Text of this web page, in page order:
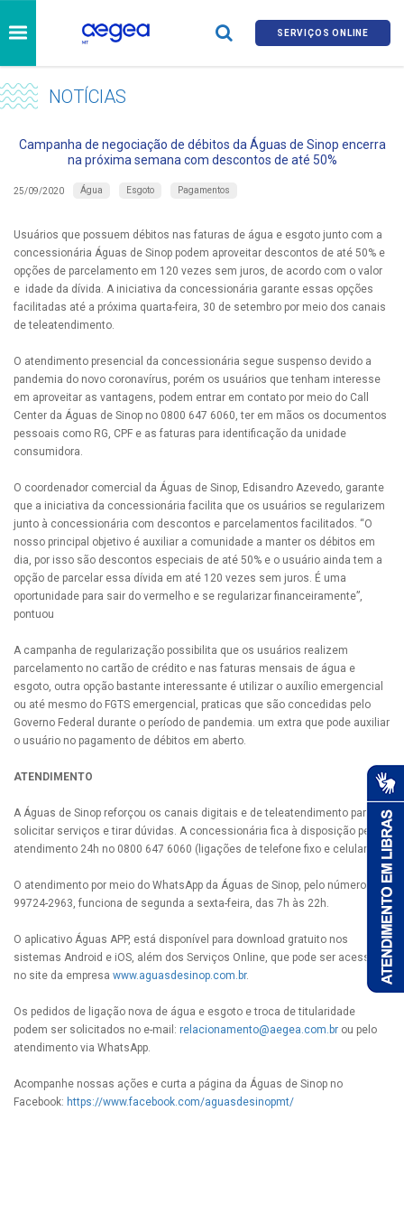
SERVIÇOS ONLINE
NOTÍCIAS
Campanha de negociação de débitos da Águas de Sinop encerra
na próxima semana com descontos de até 50%
25/09/2020 Água Esgoto Pagamentos
Usuários que possuem débitos nas faturas de água e esgoto junto com a
concessionária Águas de Sinop podem aproveitar descontos de até 50% e
opções de parcelamento em 120 vezes sem juros, de acordo com o valor
e idade da dívida. A iniciativa da concessionária garante essas opções
facilitadas até a próxima quarta-feira, 30 de setembro por meio dos canais
de teleatendimento.
O atendimento presencial da concessionária segue suspenso devido a
pandemia do novo coronavírus, porém os usuários que tenham interesse
em aproveitar as vantagens, podem entrar em contato por meio do Call
Center da Águas de Sinop no 0800 647 6060, ter em mãos os documentos
pessoais como RG, CPF e as faturas para identificação da unidade
consumidora.
O coordenador comercial da Águas de Sinop, Edisandro Azevedo, garante
que a iniciativa da concessionária facilita que os usuários se regularizem
junto à concessionária com descontos e parcelamentos facilitados. “O
nosso principal objetivo é auxiliar a comunidade a manter os débitos em
dia, por isso são descontos especiais de até 50% e o usuário ainda tem a
opção de parcelar essa dívida em até 120 vezes sem juros. É uma
oportunidade para sair do vermelho e se regularizar financeiramente”,
pontuou
A campanha de regularização possibilita que os usuários realizem
parcelamento no cartão de crédito e nas faturas mensais de água e
esgoto, outra opção bastante interessante é utilizar o auxílio emergencial
ou até mesmo do FGTS emergencial, praticas que são concedidas pelo
Governo Federal durante o período de pandemia. um extra que pode auxiliar
o usuário no pagamento de débitos em aberto.
ATENDIMENTO
A Águas de Sinop reforçou os canais digitais e de teleatendimento para
solicitar serviços e tirar dúvidas. A concessionária fica à disposição pelo
atendimento 24h no 0800 647 6060 (ligações de telefone fixo e celular).
O atendimento por meio do WhatsApp da Águas de Sinop, pelo número (66)
99724-2963, funciona de segunda a sexta-feira, das 7h às 22h.
O aplicativo Águas APP, está disponível para download gratuito nos
sistemas Android e iOS, além dos Serviços Online, que pode ser acessado
no site da empresa www.aguasdesinop.com.br.
Os pedidos de ligação nova de água e esgoto e troca de titularidade
podem ser solicitados no e-mail: relacionamento@aegea.com.br ou pelo
atendimento via WhatsApp.
Acompanhe nossas ações e curta a página da Águas de Sinop no
Facebook: https://www.facebook.com/aguasdesinopmt/